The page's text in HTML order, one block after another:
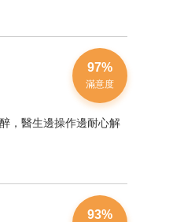
97%
滿意度
，醫生邊操作邊耐心解
93%